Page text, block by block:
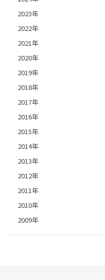
2023年
2022年
2021年
2020年
2019年
2018年
2017年
2016年
2015年
2014年
2013年
2012年
2011年
2010年
2009年